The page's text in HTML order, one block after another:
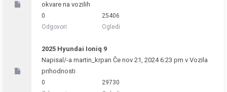
okvare na vozilih
0
Odgovori
25406
Ogledi
2025 Hyundai Ioniq 9
Napisal/-a martin_krpan Če nov 21, 2024 6:23 pm v Vozila
prihodnosti
0
29730